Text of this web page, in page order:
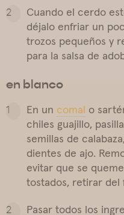
Cuando el cerdo
déjalo enfriar un
trozos pequeños y
para la salsa de
en blanco
En un comal o
chiles guajillo,
semillas de
dientes de ajo.
evitar que se
tostados, retirar del
Pasar todos los